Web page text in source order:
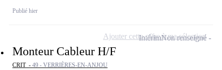
Publié hier
Monteur Cableur H/F
CRIT - 49 - VERRIÈRES-EN-ANJOU
IntérimNon renseigné
Ajouter cette offre à ma sélection